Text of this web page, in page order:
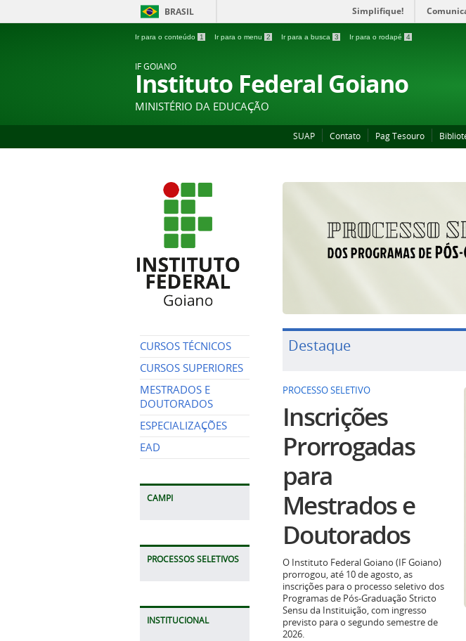
BRASIL Simplifique!
Ir para o conteúdo 1 Ir para o menu 2 Ir para a busca 3 Ir para o rodapé 4
IF GOIANO
Instituto Federal Goiano
MINISTÉRIO DA EDUCAÇÃO
SUAP Contato Pag Tesouro
CURSOS TÉCNICOS
CURSOS SUPERIORES
MESTRADOS E
DOUTORADOS
ESPECIALIZAÇÕES
EAD
CAMPI
PROCESSOS SELETIVOS
INSTITUCIONAL
Destaque
PROCESSO SELETIVO
Inscrições
Prorrogadas
para
Mestrados e
Doutorados
O Instituto Federal Goiano (IF Goiano)
prorrogou, até 10 de agosto, as
inscrições para o processo seletivo dos
Programas de Pós-Graduação Stricto
Sensu da Instituição, com ingresso
previsto para o segundo semestre de
2026.